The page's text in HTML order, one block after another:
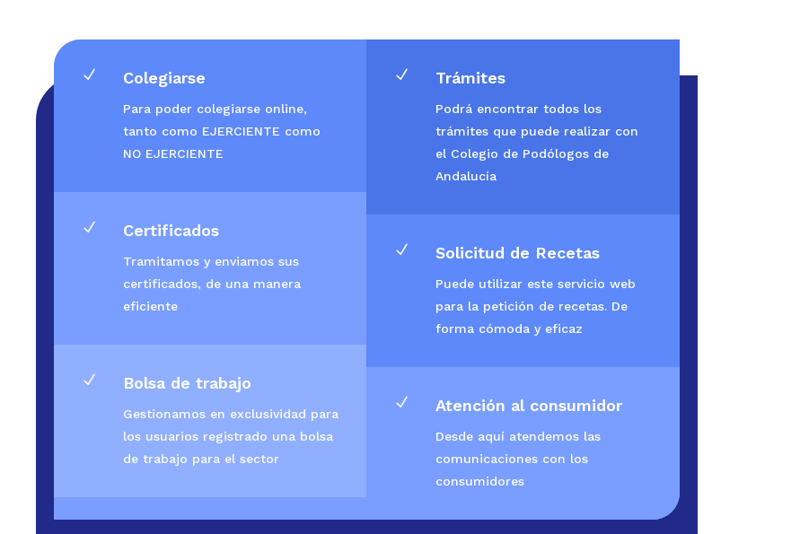
N Colegiarse
Para poder colegiarse online,
tanto como EJERCIENTE como
NO EJERCIENTE
N Certificados
Tramitamos y enviamos sus
certificados, de una manera
eficiente
N Bolsa de trabajo
Gestionamos en exclusividad para
los usuarios registrado una bolsa
de trabajo para el sector
N Trámites
Podrá encontrar todos los
trámites que puede realizar con
el Colegio de Podólogos de
Andalucía
N Solicitud de Recetas
Puede utilizar este servicio web
para la petición de recetas. De
forma cómoda y eficaz
N Atención al consumidor
Desde aquí atendemos las
comunicaciones con los
consumidores